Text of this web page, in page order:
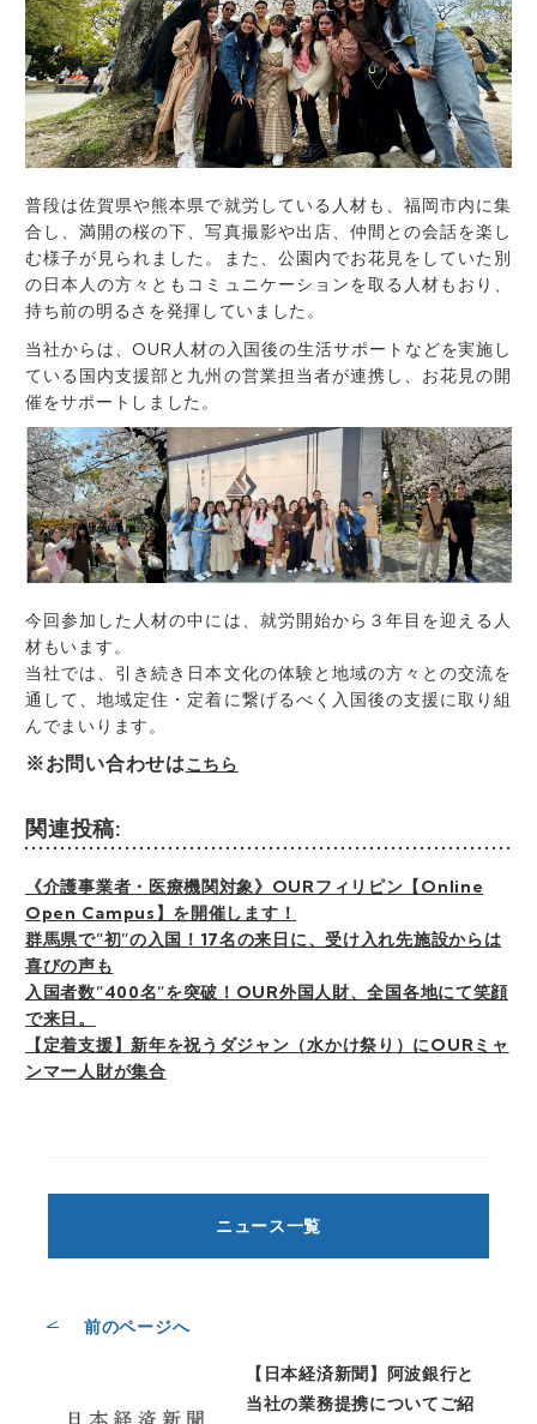
普段は佐賀県や熊本県で就労している人材も、福岡市内に集
合し、満開の桜の下、写真撮影や出店、仲間との会話を楽し
む様子が見られました。また、公園内でお花見をしていた別
の日本人の方々ともコミュニケーションを取る人材もおり、
持ち前の明るさを発揮していました。
当社からは、OUR人材の入国後の生活サポートなどを実施し
ている国内支援部と九州の営業担当者が連携し、お花見の開
催をサポートしました。
今回参加した人材の中には、就労開始から３年目を迎える人
材もいます。
当社では、引き続き日本文化の体験と地域の方々との交流を
通して、地域定住・定着に繋げるべく入国後の支援に取り組
んでまいります。
※お問い合わせはこちら
関連投稿:
《介護事業者・医療機関対象》OURフィリピン【Online
Open Campus】を開催します！
群馬県で”初”の入国！17名の来日に、受け入れ先施設からは
喜びの声も
入国者数”400名”を突破！OUR外国人財、全国各地にて笑顔
で来日。
【定着支援】新年を祝うダジャン（水かけ祭り）にOURミャ
ンマー人財が集合
ニュース一覧
前のページへ
【日本経済新聞】阿波銀行と
当社の業務提携についてご紹